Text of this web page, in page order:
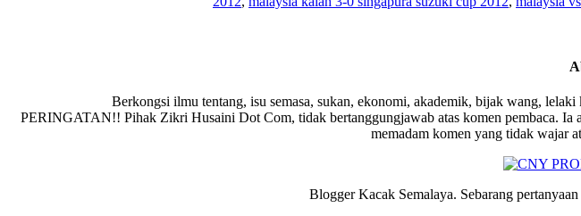
Berkongsi ilmu tentang, isu semasa, sukan, ekonomi, akademik, bijak wang,
PERINGATAN!! Pihak Zikri Husaini Dot Com, tidak bertanggungjawab atas komen pembaca. Ia
memadam komen yang tidak wajar
Blogger Kacak Semalaya. Sebarang